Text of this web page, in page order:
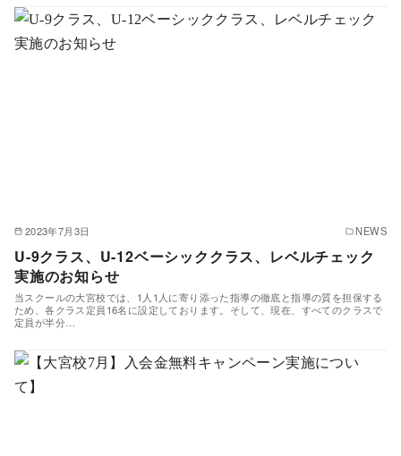
2023年7月3日 NEWS
U-9クラス、U-12ベーシッククラス、レベルチェック
実施のお知らせ
当スクールの大宮校では、1人1人に寄り添った指導の徹底と指導の質を担保する
ため、各クラス定員16名に設定しております。そして、現在、すべてのクラスで
定員が半分…